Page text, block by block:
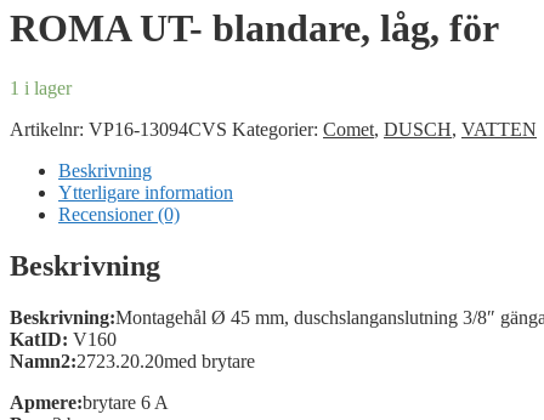
ROMA UT- blandare, låg, för
1 i lager
Artikelnr: VP16-13094CVS Kategorier: Comet, DUSCH, VATTEN
Beskrivning
Ytterligare information
Recensioner (0)
Beskrivning
Beskrivning:Montagehål Ø 45 mm, duschslanganslutning 3/8″
KatID: V160
Namn2:2723.20.20med brytare
Apmere:brytare 6 A